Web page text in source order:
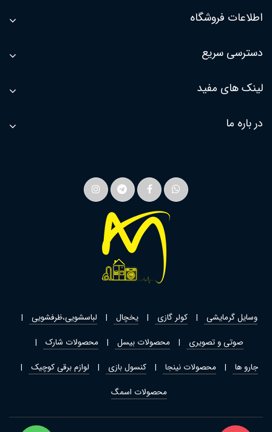
اطلاعات فروشگاه
دسترسی سریع
لینک های مفید
در باره ما
وسایل گرمایشی کولر گازی یخچال
لباسشویی،ظرفشویی
صوتی و تصویری
محصولات بیسل
محصولات شارک
جارو ها
محصولات نینجا کنسول بازی
لوازم برقی کوچیک
محصولات اسمگ